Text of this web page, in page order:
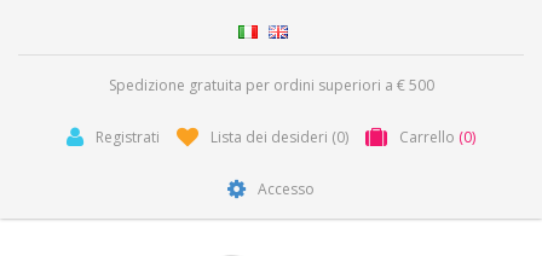
Spedizione gratuita per ordini superiori a € 500
Registrati Lista dei desideri (0) Carrello (0)
Accesso